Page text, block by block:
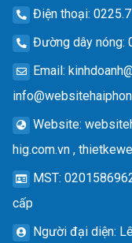
Điện thoại:
Đường dây nóng:
Email :
Website:
hig.com.vn ,
MST:
cấp
Người đại diện: